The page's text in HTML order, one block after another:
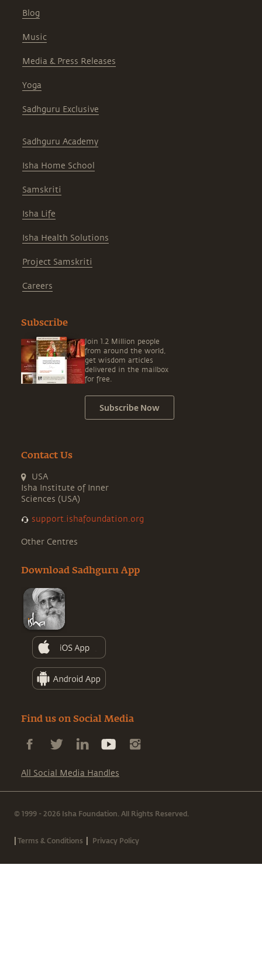
Blog
Music
Media & Press Releases
Yoga
Sadhguru Exclusive
Sadhguru Academy
Isha Home School
Samskriti
Isha Life
Isha Health Solutions
Project Samskriti
Careers
Subscribe
Join 1.2 Million people
from around the world,
get wisdom articles
delivered in the mailbox
for free.
Subscribe Now
Contact Us
USA
Isha Institute of Inner
Sciences (USA)
support.ishafoundation.org
Other Centres
Download Sadhguru App
Find us on Social Media
All Social Media Handles
© 1999 - 2026 Isha Foundation. All Rights Reserved.
|Terms & Conditions | Privacy Policy